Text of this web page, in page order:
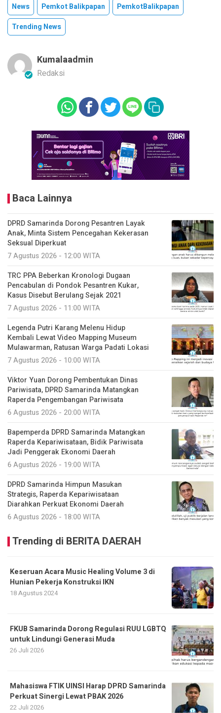
News
Pemkot Balikpapan
PemkotBalikpapan
Trending News
Kumalaadmin
Redaksi
Baca Lainnya
DPRD Samarinda Dorong Pesantren Layak
Anak, Minta Sistem Pencegahan Kekerasan
Seksual Diperkuat
7 Agustus 2026 - 12:00 WITA
TRC PPA Beberkan Kronologi Dugaan
Pencabulan di Pondok Pesantren Kukar,
Kasus Disebut Berulang Sejak 2021
7 Agustus 2026 - 11:00 WITA
Legenda Putri Karang Melenu Hidup
Kembali Lewat Video Mapping Museum
Mulawarman, Ratusan Warga Padati Lokasi
7 Agustus 2026 - 10:00 WITA
Viktor Yuan Dorong Pembentukan Dinas
Pariwisata, DPRD Samarinda Matangkan
Raperda Pengembangan Pariwisata
6 Agustus 2026 - 20:00 WITA
Bapemperda DPRD Samarinda Matangkan
Raperda Kepariwisataan, Bidik Pariwisata
Jadi Penggerak Ekonomi Daerah
6 Agustus 2026 - 19:00 WITA
DPRD Samarinda Himpun Masukan
Strategis, Raperda Kepariwisataan
Diarahkan Perkuat Ekonomi Daerah
6 Agustus 2026 - 18:00 WITA
Trending di BERITA DAERAH
Keseruan Acara Music Healing Volume 3 di
Hunian Pekerja Konstruksi IKN
18 Agustus 2024
FKUB Samarinda Dorong Regulasi RUU LGBTQ
untuk Lindungi Generasi Muda
26 Juli 2026
Mahasiswa FTIK UINSI Harap DPRD Samarinda
Perkuat Sinergi Lewat PBAK 2026
22 Juli 2026